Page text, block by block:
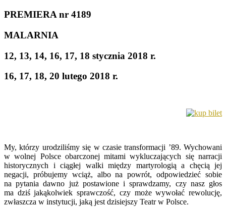
PREMIERA nr 4189
MALARNIA
12, 13, 14, 16, 17, 18 stycznia 2018 r.
16, 17, 18, 20 lutego 2018 r.
My, którzy urodziliśmy się w czasie transformacji ’89. Wychowani
w wolnej Polsce obarczonej mitami wykluczających się narracji
historycznych i ciągłej walki między martyrologią a chęcią jej
negacji, próbujemy wciąż, albo na powrót, odpowiedzieć sobie
na pytania dawno już postawione i sprawdzamy, czy nasz głos
ma dziś jakąkolwiek sprawczość, czy może wywołać rewolucję,
zwłaszcza w instytucji, jaką jest dzisiejszy Teatr w Polsce.